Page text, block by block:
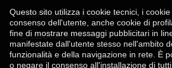
Questo sito utilizza i cookie tecnici, i
consenso dell'utente, anche cookie di
fine di mostrare messaggi pubblicitari in
manifestate dall'utente stesso nell'ambito
funzionalità e della navigazione in rete. È
o negare il consenso all'installazione di
Informativa sui Cookie
L'Associazione
Servizi